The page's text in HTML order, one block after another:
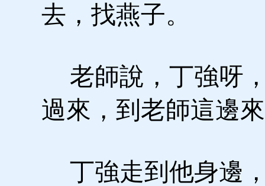
去，找燕子。
老師說，丁強呀
過來，到老師這邊
丁強走到他身邊